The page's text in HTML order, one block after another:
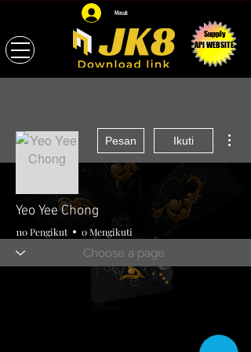
Masuk
Supply
API WEBSITE
Pesan Ikuti
Yeo Yee Chong
110 Pengikut 0 Mengikuti